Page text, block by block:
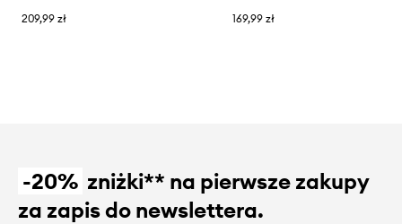
209,99 zł
169,99 zł
-20% zniżki** na pierwsze zakupy
za zapis do newslettera.